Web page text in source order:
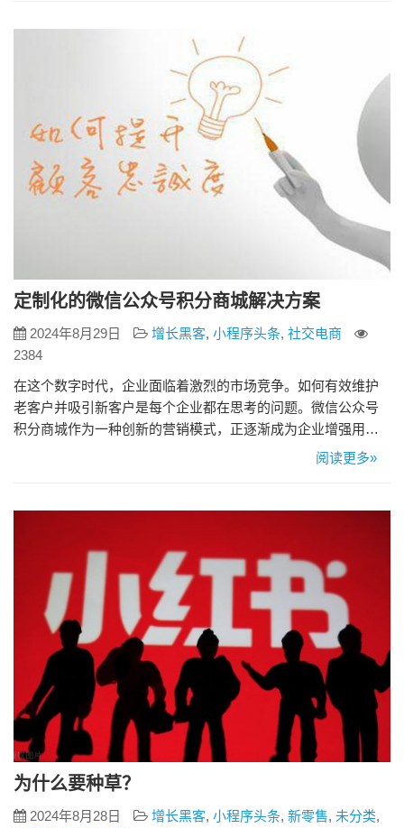
中，企业通过其他企业（例如分销商或零售商）向最终消费
定制化的微信公众号积分商城解决方案
2024年8月29日 增长黑客, 小程序头条, 社交电商
2384
在这个数字时代，企业面临着激烈的市场竞争。如何有效维护
老客户并吸引新客户是每个企业都在思考的问题。微信公众号
积分商城作为一种创新的营销模式，正逐渐成为企业增强用户
粘性、提升品牌忠诚度的重要工具。 微信公众号积分商城是基
享受特定折扣。 2、微信公众号积分商城的应用价值 1、增强用
阅读更多»
为什么要种草？
2024年8月28日 增长黑客, 小程序头条, 新零售, 未分类,